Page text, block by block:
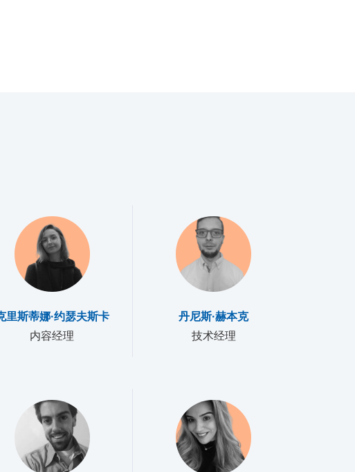
里斯蒂娜·约瑟夫斯卡
内容经理
丹尼斯·赫本克
技术经理